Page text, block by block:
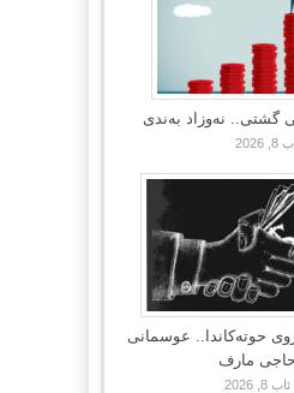
گشتی.. نەوزاد بەندی
2026
حوتەکاندا.. عوسمانی
حاجی مارف
ئاب 8, 2026